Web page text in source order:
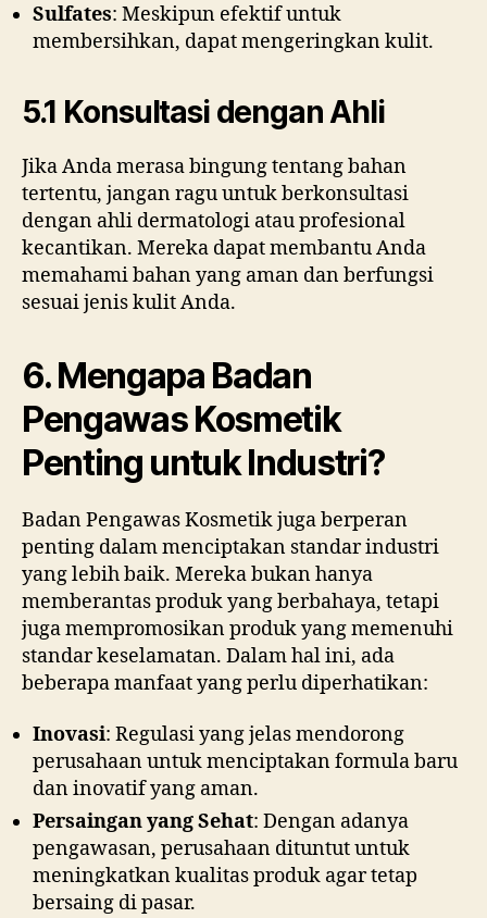
Sulfates: Meskipun efektif untuk
membersihkan, dapat mengeringkan kulit.
5.1 Konsultasi dengan Ahli
Jika Anda merasa bingung tentang bahan
tertentu, jangan ragu untuk berkonsultasi
dengan ahli dermatologi atau profesional
kecantikan. Mereka dapat membantu Anda
memahami bahan yang aman dan berfungsi
sesuai jenis kulit Anda.
6. Mengapa Badan
Pengawas Kosmetik
Penting untuk Industri?
Badan Pengawas Kosmetik juga berperan
penting dalam menciptakan standar industri
yang lebih baik. Mereka bukan hanya
memberantas produk yang berbahaya, tetapi
juga mempromosikan produk yang memenuhi
standar keselamatan. Dalam hal ini, ada
beberapa manfaat yang perlu diperhatikan:
Inovasi: Regulasi yang jelas mendorong
perusahaan untuk menciptakan formula baru
dan inovatif yang aman.
Persaingan yang Sehat: Dengan adanya
pengawasan, perusahaan dituntut untuk
meningkatkan kualitas produk agar tetap
bersaing di pasar.